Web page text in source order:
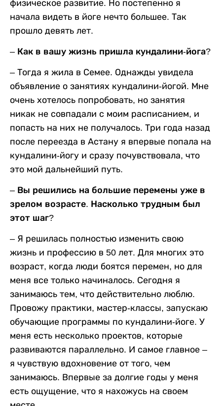
физическое развитие. Но постепенно я
начала видеть в йоге нечто большее. Так
прошло девять лет.
– Как в вашу жизнь пришла кундалини-йога?
– Тогда я жила в Семее. Однажды увидела
объявление о занятиях кундалини-йогой. Мне
очень хотелось попробовать, но занятия
никак не совпадали с моим расписанием, и
попасть на них не получалось. Три года назад
после переезда в Астану я впервые попала на
кундалини-йогу и сразу почувствовала, что
это мой дальнейший путь.
– Вы решились на большие перемены уже в
зрелом возрасте. Насколько трудным был
этот шаг?
– Я решилась полностью изменить свою
жизнь и профессию в 50 лет. Для многих это
возраст, когда люди боятся перемен, но для
меня все только начиналось. Сегодня я
занимаюсь тем, что действительно люблю.
Провожу практики, мастер-классы, запускаю
обучающие программы по кундалини-йоге. У
меня есть несколько проектов, которые
развиваются параллельно. И самое главное –
я чувствую вдохновение от того, чем
занимаюсь. Впервые за долгие годы у меня
есть ощущение, что я нахожусь на своем